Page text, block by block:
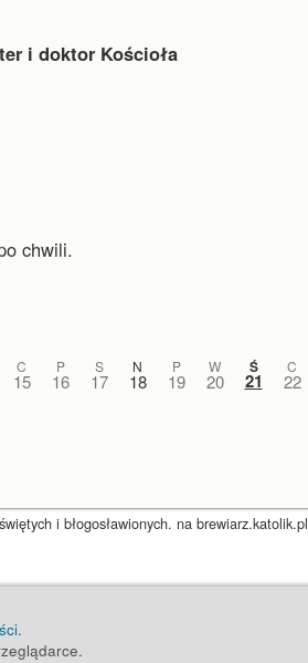
i doktor Kościoła
chwili.
C
15
P
16
S
17
N
18
P
19
W
20
Ś
21
C
22
i błogosławionych. na brewiarz.katolik.pl
.